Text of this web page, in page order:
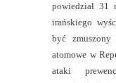
powiedział 31
irańskiego
być
atomowe w
ataki